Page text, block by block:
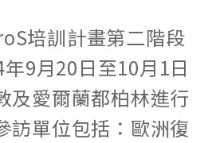
培訓計畫第二階段
9月20日至10月1日
及愛爾蘭都柏林進行
訪單位包括：歐洲復